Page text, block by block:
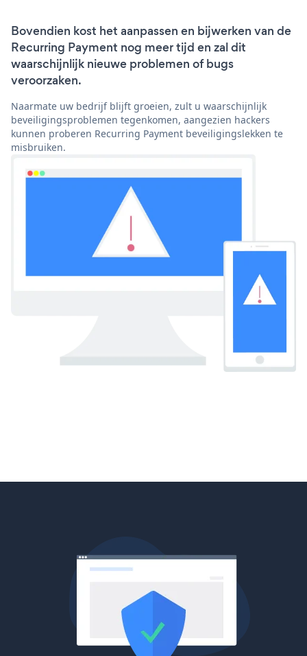
Bovendien kost het aanpassen en bijwerken van de
Recurring Payment nog meer tijd en zal dit
waarschijnlijk nieuwe problemen of bugs
veroorzaken.
Naarmate uw bedrijf blijft groeien, zult u waarschijnlijk
beveiligingsproblemen tegenkomen, aangezien hackers
kunnen proberen Recurring Payment beveiligingslekken te
misbruiken.